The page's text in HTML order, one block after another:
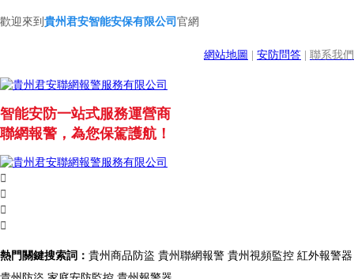
歡迎來到 貴州君安智能安保有限公司 官網
網站地圖 安防問答 聯系我們
智能安防一站式服務運營商
聯網報警，為您保駕護航！




熱門關鍵搜索詞： 貴州商品防盜 貴州聯網報警 貴州視頻監控 紅外報警器